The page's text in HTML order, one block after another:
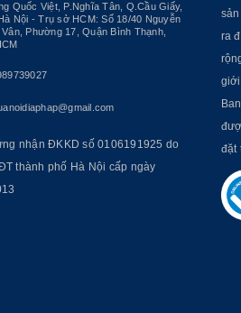
Quốc Việt, P.Nghĩa Tân, Q.Cầu Giấy,
Nội - Trụ sở HCM: Số 18/40 Nguyễn
Phường 17, Quận Bình Thạnh,
nhận ĐKKD số 0106191925 do
thành phố Hà Nội cấp ngày
ra
đặt